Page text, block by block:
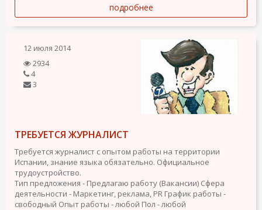
подробнее
12 июля 2014
2934
4
3
ТРЕБУЕТСЯ ЖУРНАЛИСТ
Требуется журналист с опытом работы на территории
Испании, знание языка обязательно. Официальное
трудоустройство.
Тип предложения - Предлагаю работу (Вакансии) Сфера
деятельности - Маркетинг, реклама, PR График работы -
свободный Опыт работы - любой Пол - любой